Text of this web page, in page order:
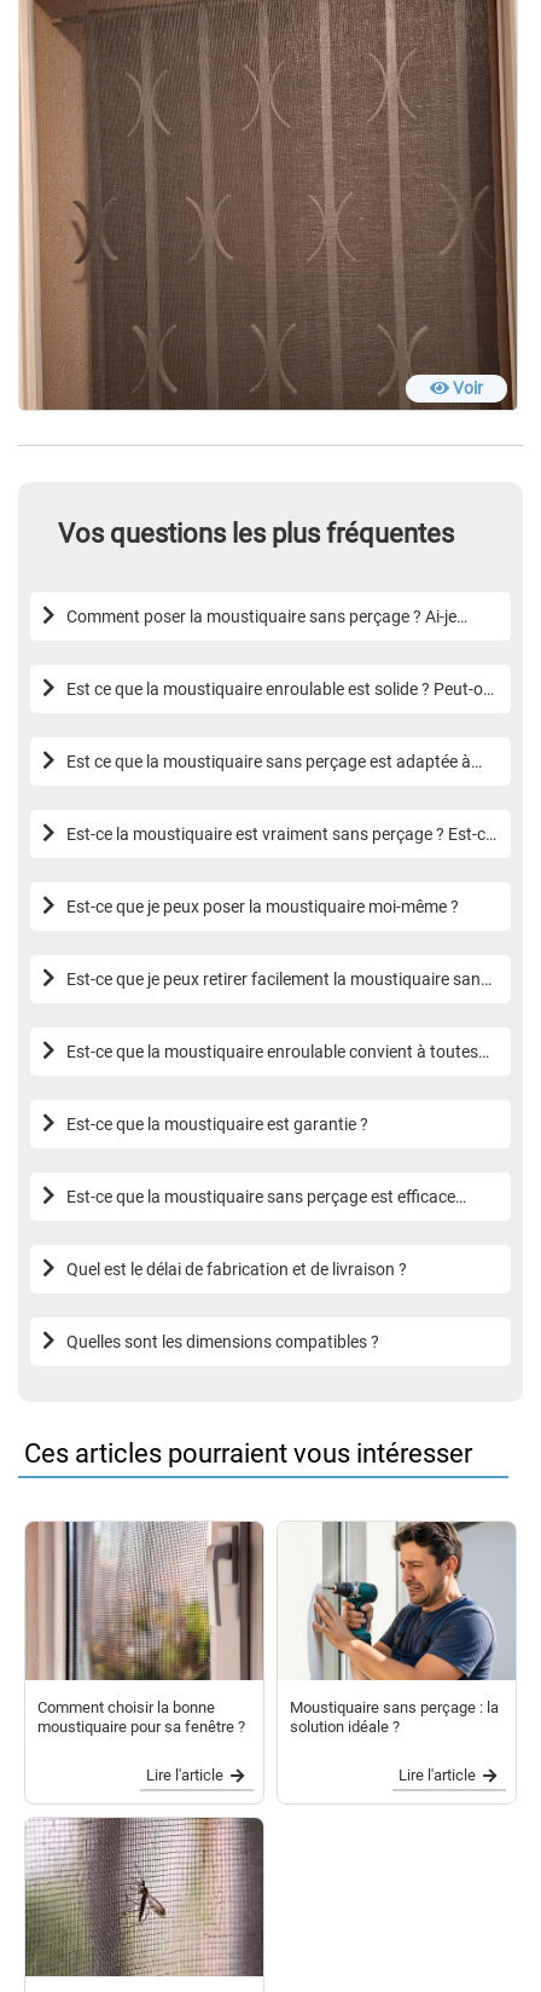
Voir
Vos questions les plus fréquentes
Comment poser la moustiquaire sans perçage ? Ai-je
Est ce que la moustiquaire enroulable est solide ? Peut-on
Est ce que la moustiquaire sans perçage est adaptée à
Est-ce la moustiquaire est vraiment sans perçage ? Est-ce
Est-ce que je peux poser la moustiquaire moi-même ?
Est-ce que je peux retirer facilement la moustiquaire sans
Est-ce que la moustiquaire enroulable convient à toutes
Est-ce que la moustiquaire est garantie ?
Est-ce que la moustiquaire sans perçage est efficace
Quel est le délai de fabrication et de livraison ?
Quelles sont les dimensions compatibles ?
Ces articles pourraient vous intéresser
Comment choisir la bonne
moustiquaire pour sa fenêtre ?
Lire l'article
Moustiquaire sans perçage : la
solution idéale ?
Lire l'article